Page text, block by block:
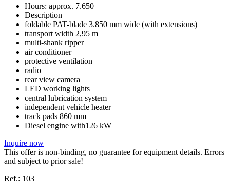
Hours: approx. 7.650
Description
foldable PAT-blade 3.850 mm wide (with extensions)
transport width 2,95 m
multi-shank ripper
air conditioner
protective ventilation
radio
rear view camera
LED working lights
central lubrication system
independent vehicle heater
track pads 860 mm
Diesel engine with126 kW
Inquire now
This offer is non-binding, no guarantee for equipment details. Errors
and subject to prior sale!
Ref.: 103